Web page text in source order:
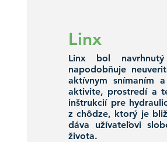
Linx
Linx bol
napodobňuje
aktívnym snímaním
aktivite, prostredí a
inštrukcií pre
z chôdze, ktorý je
dáva užívateľovi
života.